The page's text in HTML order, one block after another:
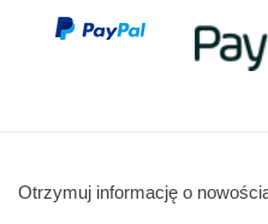
Otrzymuj informację o